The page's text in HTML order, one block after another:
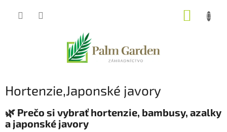
Hortenzie,Japonské javory
🌿 Prečo si vybrať hortenzie, bambusy, azalky
a japonské javory